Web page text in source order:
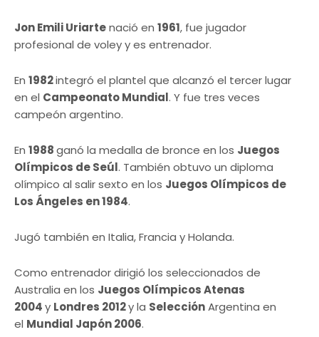
Jon Emili Uriartenació en 1961, fue jugador
profesional de voley y es entrenador.
En 1982integró el plantel que alcanzó el tercer lugar
en el Campeonato Mundial. Y fue tres veces
campeón argentino.
En 1988ganó la medalla de bronce en los Juegos
Olímpicos de Seúl. También obtuvo un diploma
olímpico al salir sexto en los Juegos Olímpicos de
Los Ángeles en 1984.
Jugó también en Italia, Francia y Holanda.
Como entrenador dirigió los seleccionados de
Australia en los Juegos Olímpicos Atenas
2004y Londres 2012y la SelecciónArgentina en
el Mundial Japón 2006.